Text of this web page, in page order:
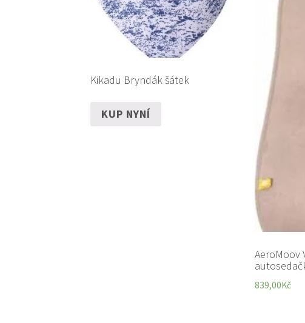
Kikadu Bryndák šátek
KUP NYNÍ
AeroMoov
839,00Kč